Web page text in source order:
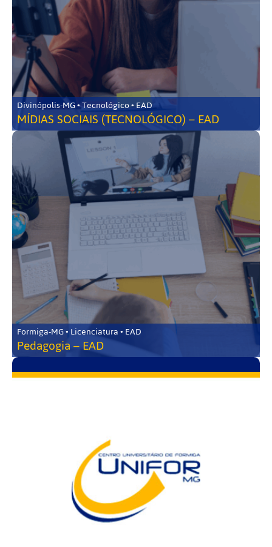
Divinópolis-MG • Tecnológico • EAD
MÍDIAS SOCIAIS (TECNOLÓGICO) – EAD
Formiga-MG • Licenciatura • EAD
Pedagogia – EAD